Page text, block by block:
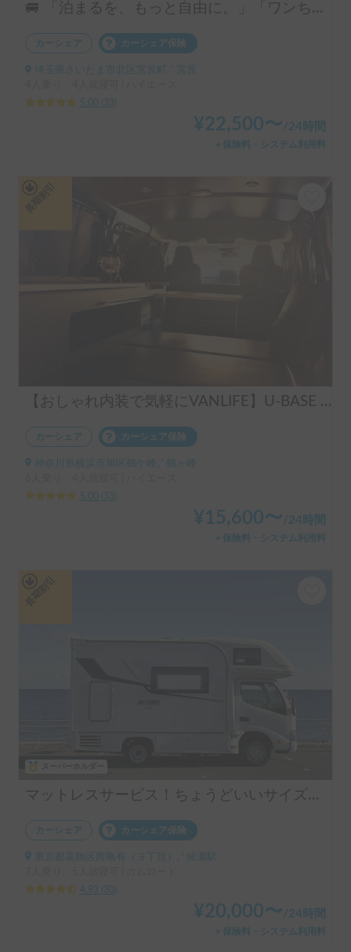
🚐 「泊まるを、もっと自由に。」「ワンちゃんも一緒に、旅に出よう。」ハイエースベースのラグジュアリーキャブコン！ 4人乗りで広々ゆったり快適空間 ・リアクーラー完備で移動中も後部座席も快適 ・揺れが少なく長距離でも快適な乗り心地 👉 初めてのキャンピングカーにもおすすめです！オプションキャンプ用品も充実してます。
カーシェア カーシェア保険
埼玉県さいたま市北区宮原町, ' 宮原
5.00
33
¥22,500〜/24時間
＋保険料・システム利用料
【おしゃれ内装で気軽にVANLIFE】U-BASE ONE | 運転しやすいハイエース！ポータブルエアコンで夏も冬も快適旅へ
カーシェア カーシェア保険
神奈川県横浜市旭区鶴ケ峰, ' 鶴ヶ峰
5.00
33
¥ 15,600〜 /24時間
＋保険料・システム利用料
マットレスサービス！ちょうどいいサイズ！MOBBY号！
カーシェア カーシェア保険
東京都葛飾区西亀有（３丁目）, ' 綾瀬駅
4.93
30
¥20,000〜 /24時間
＋保険料・システム利用料